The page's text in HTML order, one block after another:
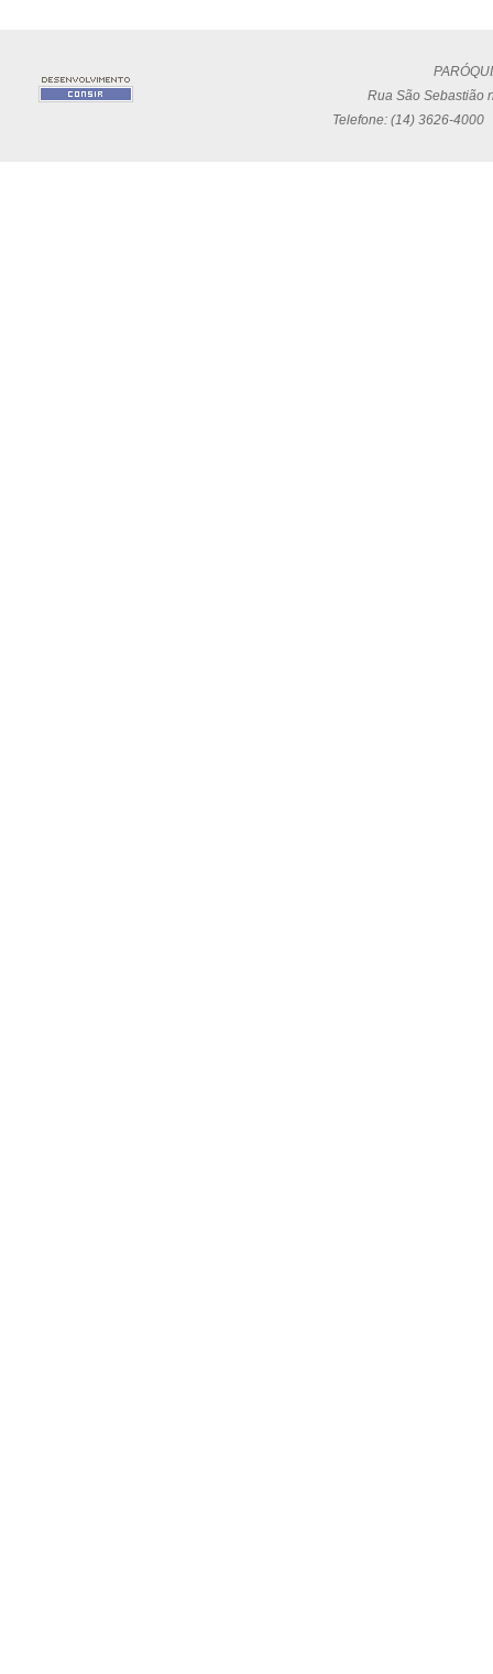
Rua São Sebastião
Telefone: (14) 3626-